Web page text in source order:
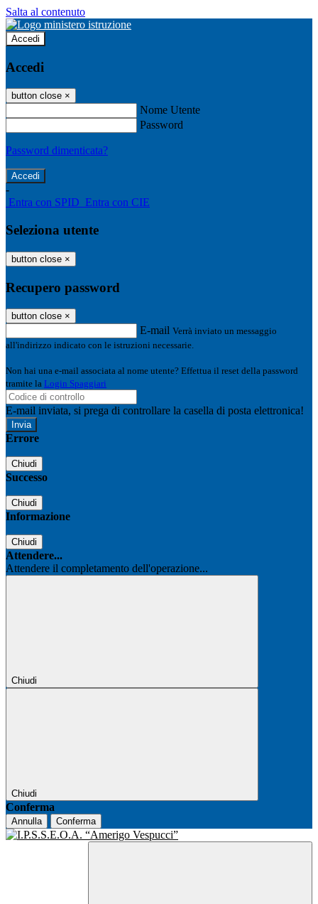
Salta al contenuto
Accedi
Accedi
button close ×
Nome Utente
Password
Password dimenticata?
-
Entra con SPID Entra con CIE
Seleziona utente
button close ×
Recupero password
button close ×
E-mail Verrà inviato un messaggio
all'indirizzo indicato con le istruzioni necessarie.
Non hai una e-mail associata al nome utente? Effettua il reset della password
tramite la Login Spaggiari
E-mail inviata, si prega di controllare la casella di posta elettronica!
Errore
Chiudi
Successo
Chiudi
Informazione
Chiudi
Attendere...
Attendere il completamento dell'operazione...
Chiudi
Chiudi
Conferma
Annulla Conferma